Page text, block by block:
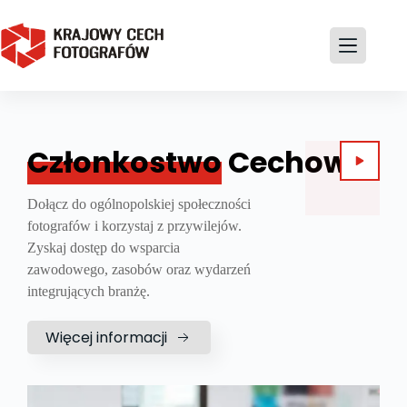
CzłonkostwoCechowe
Dołącz do ogólnopolskiej społeczności
fotografów i korzystaj z przywilejów.
Zyskaj dostęp do wsparcia
zawodowego, zasobów oraz wydarzeń
integrujących branżę.
Więcej informacji